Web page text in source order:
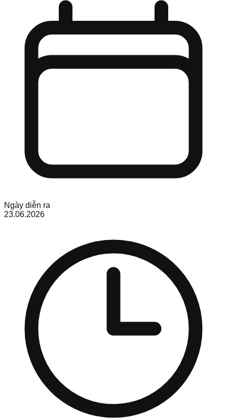
Ngày diễn ra
23.06.2026